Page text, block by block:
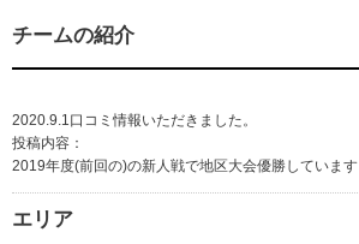
チームの紹介
2020.9.1口コミ情報いただきました。
投稿内容：
2019年度(前回の)の新人戦で地区大会優勝しています
エリア